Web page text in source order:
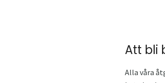
Att bli
Alla våra